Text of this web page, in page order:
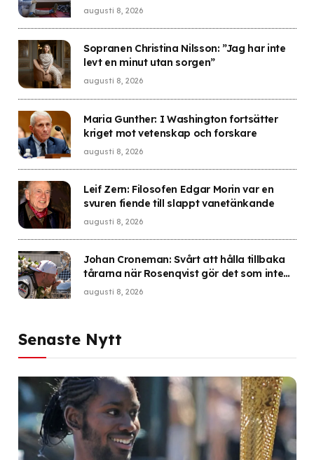
augusti 8, 2026
Sopranen Christina Nilsson: ”Jag har inte
levt en minut utan sorgen”
augusti 8, 2026
Maria Gunther: I Washington fortsätter
kriget mot vetenskap och forskare
augusti 8, 2026
Leif Zern: Filosofen Edgar Morin var en
svuren fiende till slappt vanetänkande
augusti 8, 2026
Johan Croneman: Svårt att hålla tillbaka
tårarna när Rosenqvist gör det som inte
ska gå att göra
augusti 8, 2026
Senaste Nytt